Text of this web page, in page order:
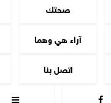
صحتك
آراء هي وهما
اتصل بنا

